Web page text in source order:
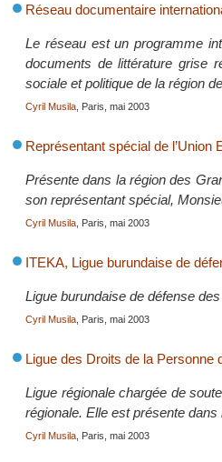
Réseau documentaire
Le réseau est un programme
documents de littérature grise
sociale et politique de la région
Cyril Musila , Paris, mai 2003
Représentant spécial de
Présente dans la région des
son représentant spécial,
Cyril Musila , Paris, mai 2003
ITEKA, Ligue burundaise de
Ligue burundaise de défense
Cyril Musila , Paris, mai 2003
Ligue des Droits de la Personne
Ligue régionale chargée de
régionale. Elle est présente
Cyril Musila , Paris, mai 2003